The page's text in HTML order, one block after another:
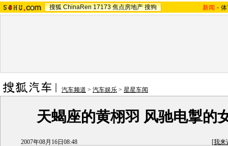
搜狐 ChinaRen 17173 焦点房地产 搜狗 新闻 -
汽车频道 > 汽车娱乐 > 星星车闻
天蝎座的黄栩羽 风驰电掣的
2007年08月16日08:48 [我来